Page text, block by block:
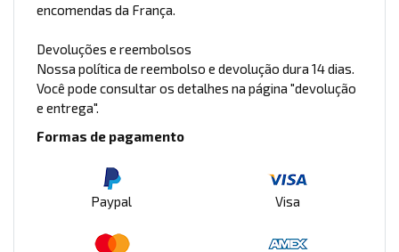
encomendas da França.
Devoluções e reembolsos
Nossa política de reembolso e devolução dura 14 dias.
Você pode consultar os detalhes na página "devolução
e entrega".
Formas de pagamento
Paypal Visa